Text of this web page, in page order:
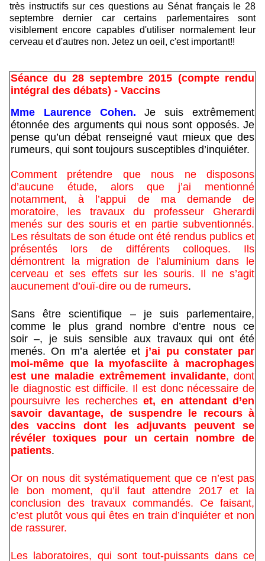
très instructifs sur ces questions au Sénat français le 28
septembre dernier car certains parlementaires sont
visiblement encore capables d'utiliser normalement leur
cerveau et d'autres non. Jetez un oeil, c'est important!!
Séance du 28 septembre 2015 (compte rendu
intégral des débats) - Vaccins
Mme Laurence Cohen. Je suis extrêmement
étonnée des arguments qui nous sont opposés. Je
pense qu’un débat renseigné vaut mieux que des
rumeurs, qui sont toujours susceptibles d’inquiéter.
Comment prétendre que nous ne disposons
d’aucune étude, alors que j’ai mentionné
notamment, à l’appui de ma demande de
moratoire, les travaux du professeur Gherardi
menés sur des souris et en partie subventionnés.
Les résultats de son étude ont été rendus publics et
présentés lors de différents colloques. Ils
démontrent la migration de l’aluminium dans le
cerveau et ses effets sur les souris. Il ne s’agit
aucunement d’ouï-dire ou de rumeurs.
Sans être scientifique – je suis parlementaire,
comme le plus grand nombre d’entre nous ce
soir –, je suis sensible aux travaux qui ont été
menés. On m’a alertée et j’ai pu constater par
moi-même que la myofasciite à macrophages
est une maladie extrêmement invalidante, dont
le diagnostic est difficile. Il est donc nécessaire de
poursuivre les recherches et, en attendant d’en
savoir davantage, de suspendre le recours à
des vaccins dont les adjuvants peuvent se
révéler toxiques pour un certain nombre de
patients.
Or on nous dit systématiquement que ce n’est pas
le bon moment, qu’il faut attendre 2017 et la
conclusion des travaux commandés. Ce faisant,
c’est plutôt vous qui êtes en train d’inquiéter et non
de rassurer.
Les laboratoires, qui sont tout-puissants dans ce